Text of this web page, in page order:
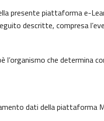
presente piattaforma e-
descritte, compresa
che determina
dati della piattaforma